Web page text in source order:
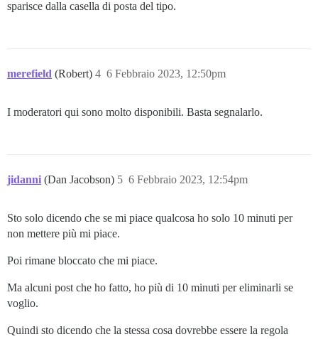
sparisce dalla casella di posta del tipo.
merefield (Robert) 6 Febbraio 2023, 12:50pm
4
I moderatori qui sono molto disponibili. Basta segnalarlo.
jidanni (Dan Jacobson) 6 Febbraio 2023, 12:54pm
5
Sto solo dicendo che se mi piace qualcosa ho solo 10 minuti per
non mettere più mi piace.
Poi rimane bloccato che mi piace.
Ma alcuni post che ho fatto, ho più di 10 minuti per eliminarli se
voglio.
Quindi sto dicendo che la stessa cosa dovrebbe essere la regola